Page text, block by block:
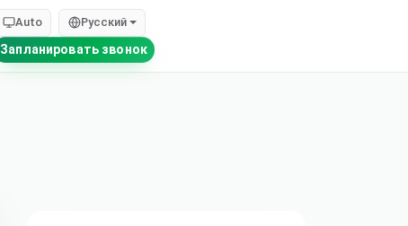
Auto Русский
Запланировать звонок